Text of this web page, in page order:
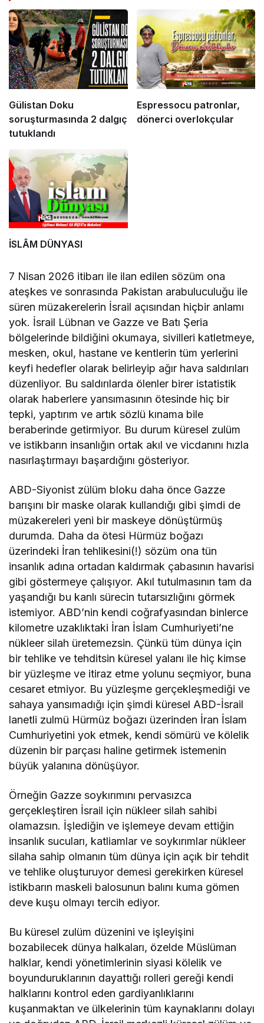
Gülistan Doku
soruşturmasında 2 dalgıç
tutuklandı
Espressocu patronlar,
dönerci overlokçular
İSLÂM DÜNYASI
7 Nisan 2026 itibarı ile ilan edilen sözüm ona
ateşkes ve sonrasında Pakistan arabuluculuğu ile
süren müzakerelerin İsrail açısından hiçbir anlamı
yok. İsrail Lübnan ve Gazze ve Batı Şeria
bölgelerinde bildiğini okumaya, sivilleri katletmeye,
mesken, okul, hastane ve kentlerin tüm yerlerini
keyfi hedefler olarak belirleyip ağır hava saldırıları
düzenliyor. Bu saldırılarda ölenler birer istatistik
olarak haberlere yansımasının ötesinde hiç bir
tepki, yaptırım ve artık sözlü kınama bile
beraberinde getirmiyor. Bu durum küresel zulüm
ve istikbarın insanlığın ortak akıl ve vicdanını hızla
nasırlaştırmayı başardığını gösteriyor.
ABD-Siyonist zülüm bloku daha önce Gazze
barışını bir maske olarak kullandığı gibi şimdi de
müzakereleri yeni bir maskeye dönüştürmüş
durumda. Daha da ötesi Hürmüz boğazı
üzerindeki İran tehlikesini(!) sözüm ona tün
insanlık adına ortadan kaldırmak çabasının havarisi
gibi göstermeye çalışıyor. Akıl tutulmasının tam da
yaşandığı bu kanlı sürecin tutarsızlığını görmek
istemiyor. ABD’nin kendi coğrafyasından binlerce
kilometre uzaklıktaki İran İslam Cumhuriyeti’ne
nükleer silah üretemezsin. Çünkü tüm dünya için
bir tehlike ve tehditsin küresel yalanı ile hiç kimse
bir yüzleşme ve itiraz etme yolunu seçmiyor, buna
cesaret etmiyor. Bu yüzleşme gerçekleşmediği ve
sahaya yansımadığı için şimdi küresel ABD-İsrail
lanetli zulmü Hürmüz boğazı üzerinden İran İslam
Cumhuriyetini yok etmek, kendi sömürü ve kölelik
düzenin bir parçası haline getirmek istemenin
büyük yalanına dönüşüyor.
Örneğin Gazze soykırımını pervasızca
gerçekleştiren İsrail için nükleer silah sahibi
olamazsın. İşlediğin ve işlemeye devam ettiğin
insanlık sucuları, katliamlar ve soykırımlar nükleer
silaha sahip olmanın tüm dünya için açık bir tehdit
ve tehlike oluşturuyor demesi gerekirken küresel
istikbarın maskeli balosunun balını kuma gömen
deve kuşu olmayı tercih ediyor.
Bu küresel zulüm düzenini ve işleyişini
bozabilecek dünya halkaları, özelde Müslüman
halklar, kendi yönetimlerinin siyasi kölelik ve
boyunduruklarının dayattığı rolleri gereği kendi
halklarını kontrol eden gardiyanlıklarını
kuşanmaktan ve ülkelerinin tüm kaynaklarını dolayı